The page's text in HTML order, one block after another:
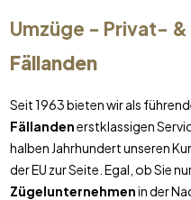
Umzüge - Privat- &
Fällanden
Seit 1963 bieten wir als
Fällandenerstklassigen
halben Jahrhundert unseren
der EU zur Seite. Egal, ob Sie
Zügelunternehmenin der